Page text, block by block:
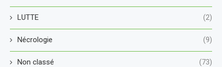
LUTTE (2)
Nécrologie (9)
Non classé (73)